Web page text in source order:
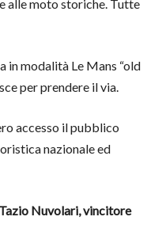
alle moto storiche. Tutte
in modalità Le Mans “old
per prendere il via.
accesso il pubblico
nazionale ed
Nuvolari, vincitore